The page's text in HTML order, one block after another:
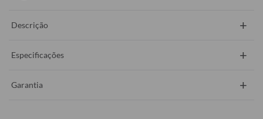
Descrição +
Especificações +
Garantia +